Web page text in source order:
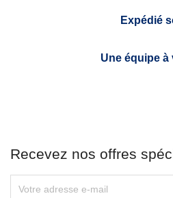
Expédié
Une équipe
Recevez nos offres